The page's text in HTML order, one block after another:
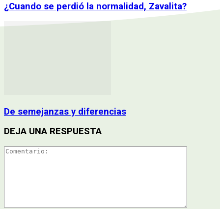
¿Cuando se perdió la normalidad, Zavalita?
De semejanzas y diferencias
DEJA UNA RESPUESTA